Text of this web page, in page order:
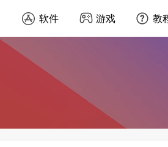
软件 游戏 教